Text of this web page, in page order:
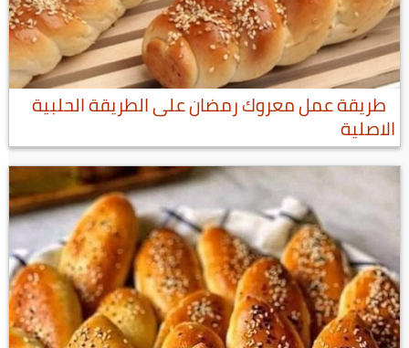
طريقة عمل معروك رمضان على الطريقة الحلبية
الاصلية